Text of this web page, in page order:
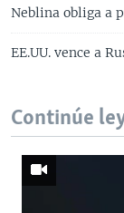
Neblina obliga a
EE.UU. vence a
Continúe